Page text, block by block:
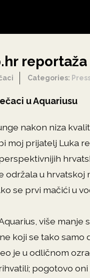
Categories:
u Aquariusu
nakon niza
moj prijatelj Luka
održala u hrvatskoj
se prvi mačići u
Aquarius, više
koji se tako samo
je u odličnom
pogotovo